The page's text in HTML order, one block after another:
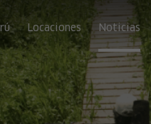
Locaciones Noticias